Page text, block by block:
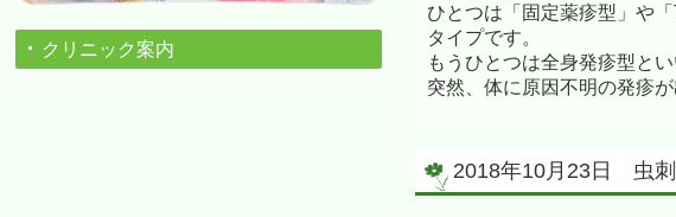
クリニック案内
ひとつは「固定薬疹型」や
タイプです。
もうひとつは全身発疹型と
突然、体に原因不明の発疹
2018年10月23日 虫刺